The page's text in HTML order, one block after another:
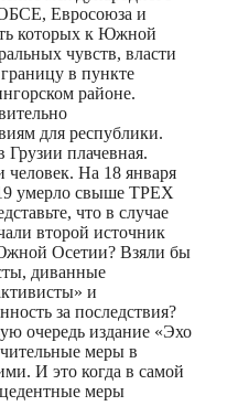
Евросоюза и
которых к Южной
чувств, власти
в пункте
районе.
для республики.
плачевная.
На 18 января
умерло свыше ТРЕХ
что в случае
второй источник
Осетии? Взяли бы
диванные
и
за последствия?
очередь издание «Эхо
меры в
И это когда в самой
меры